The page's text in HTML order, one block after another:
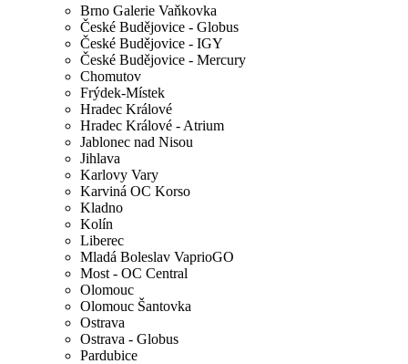
Brno Galerie Vaňkovka
České Budějovice - Globus
České Budějovice - IGY
České Budějovice - Mercury
Chomutov
Frýdek-Místek
Hradec Králové
Hradec Králové - Atrium
Jablonec nad Nisou
Jihlava
Karlovy Vary
Karviná OC Korso
Kladno
Kolín
Liberec
Mladá Boleslav VaprioGO
Most - OC Central
Olomouc
Olomouc Šantovka
Ostrava
Ostrava - Globus
Pardubice